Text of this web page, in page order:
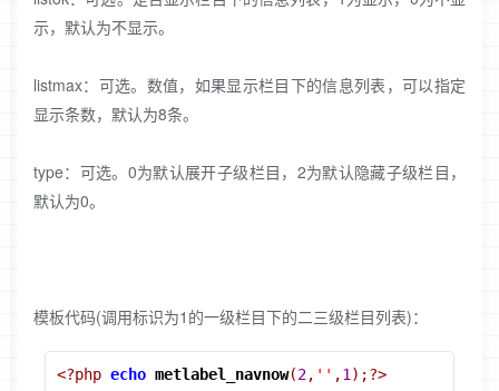
示，默认为不显示。
listmax：可选。数值，如果显示栏目下的信息列表，可以指定
显示条数，默认为8条。
type：可选。0为默认展开子级栏目，2为默认隐藏子级栏目，
默认为0。
模板代码(调用标识为1的一级栏目下的二三级栏目列表)：
<?php echo metlabel_navnow(2, '' ,1 );?>